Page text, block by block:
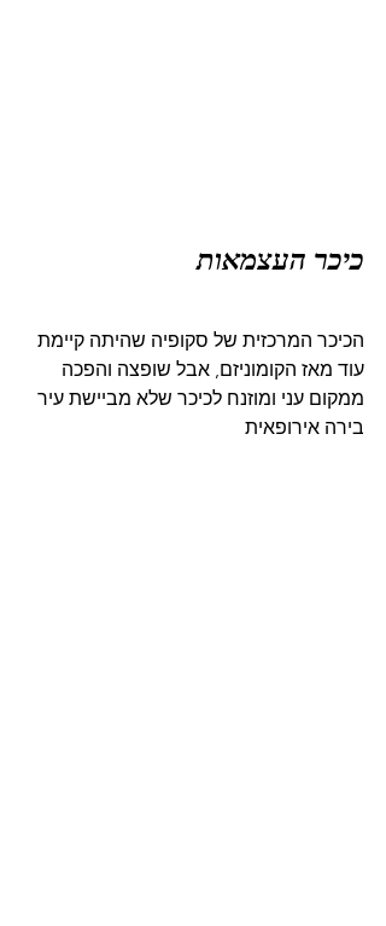
כיכר העצמאות
הכיכר המרכזית של סקופיה שהיתה קיימת
עוד מאז הקומוניזם, אבל שופצה והפכה
ממקום עני ומוזנח לכיכר שלא מביישת עיר
בירה אירופאית